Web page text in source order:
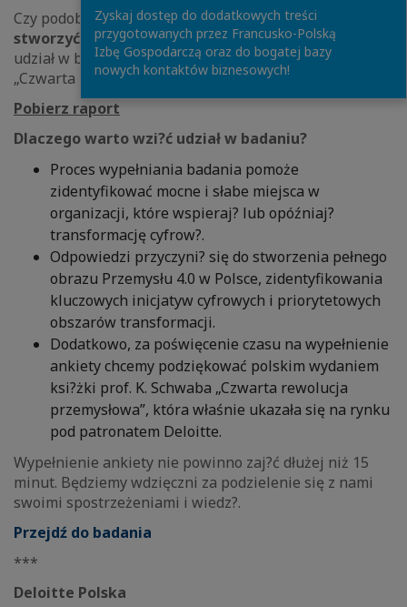
Czy podobnie dzieje się w Polsce?Pomóż nam
stworzyć obraz polskiego Przemysłu 4.0– weź
udział w badaniu, wypełnij ankietę i odbierz ksi?żkę
„Czwarta rewolucja przemysłowa” prof. K. Schwaba.
Pobierz raport
Dlaczego warto wzi?ć udział w badaniu?
Proces wypełniania badania pomoże
zidentyfikować mocne i słabe miejsca w
organizacji, które wspieraj? lub opóźniaj?
transformację cyfrow?.
Odpowiedzi przyczyni? się do stworzenia pełnego
obrazu Przemysłu 4.0 w Polsce, zidentyfikowania
kluczowych inicjatyw cyfrowych i priorytetowych
obszarów transformacji.
Dodatkowo, za poświęcenie czasu na wypełnienie
ankiety chcemy podziękować polskim wydaniem
ksi?żki prof. K. Schwaba „Czwarta rewolucja
przemysłowa”, która właśnie ukazała się na rynku
pod patronatem Deloitte.
Wypełnienie ankiety nie powinno zaj?ć dłużej niż 15
minut. Będziemy wdzięczni za podzielenie się z nami
swoimi spostrzeżeniami i wiedz?.
Przejdź do badania
***
Deloitte Polska
Zyskaj dostęp do dodatkowych treści
przygotowanych przez Francusko-Polską
Izbę Gospodarczą oraz do bogatej bazy
nowych kontaktów biznesowych!